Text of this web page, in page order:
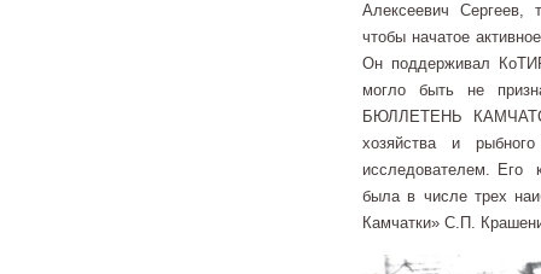
Алексеевич Сергеев,
чтобы начатое
Он поддерживал
могло быть не
БЮЛЛЕТЕНЬ
хозяйства и
исследователем. Его
была в числе трех
Камчатки» С.П.